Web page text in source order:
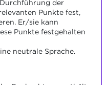
der
Punkte fest,
Er/sie kann
Punkte festgehalten
neutrale Sprache.